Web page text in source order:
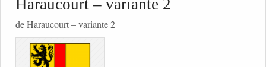
Haraucourt – variante 2
de Haraucourt – variante 2